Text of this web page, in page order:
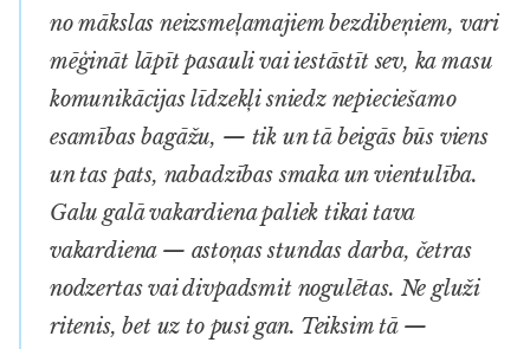
no mākslas neizsmeļamajiem bezdibeņiem, vari
mēģināt lāpīt pasauli vai iestāstīt sev, ka masu
komunikācijas līdzekļi sniedz nepieciešamo
esamības bagāžu, — tik un tā beigās būs viens
un tas pats, nabadzības smaka un vientulība.
Galu galā vakardiena paliek tikai tava
vakardiena — astoņas stundas darba, četras
nodzertas vai divpadsmit nogulētas. Ne gluži
ritenis, bet uz to pusi gan. Teiksim tā —